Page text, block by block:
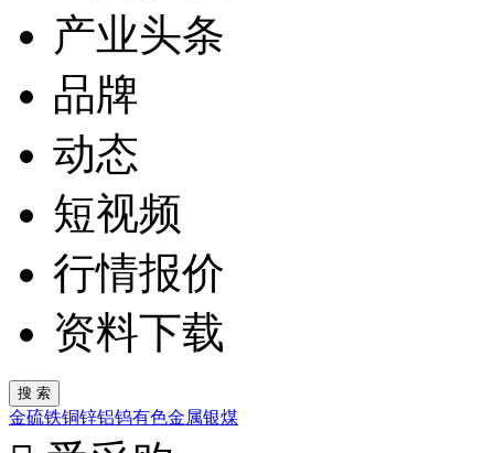
产业头条
品牌
动态
短视频
行情报价
资料下载
金硫铁铜锌铝钨有色金属银煤